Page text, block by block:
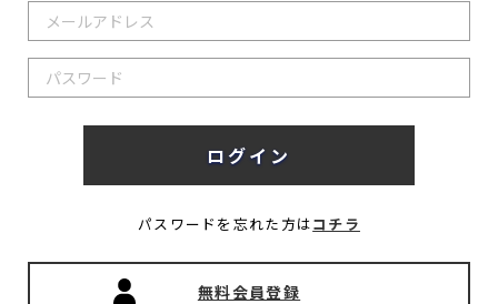
パスワードを忘れた方はコチラ
無料会員登録